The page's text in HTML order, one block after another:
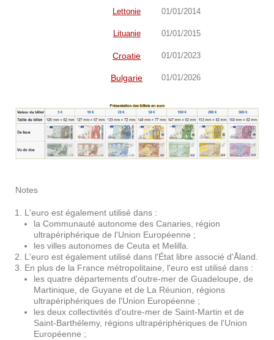
Lettonie 01/01/2014
Lituanie 01/01/2015
Croatie 01/01/2023
Bulgarie 01/01/2026
Notes
L'euro est également utilisé dans :
la Communauté autonome des Canaries, région
ultrapériphérique de l'Union Européenne ;
les villes autonomes de Ceuta et Melilla.
L'euro est également utilisé dans l'État libre associé d'Åland.
En plus de la France métropolitaine, l'euro est utilisé dans :
les quatre départements d'outre-mer de Guadeloupe, de
Martinique, de Guyane et de La Réunion, régions
ultrapériphériques de l'Union Européenne ;
les deux collectivités d'outre-mer de Saint-Martin et de
Saint-Barthélemy, régions ultrapériphériques de l'Union
Européenne ;